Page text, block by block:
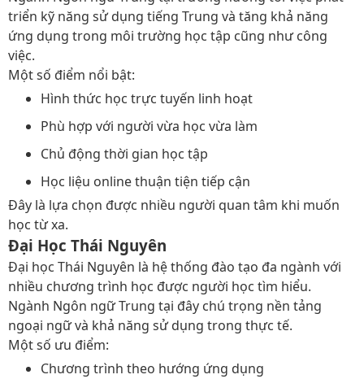
triển kỹ năng sử dụng tiếng Trung và tăng khả năng
ứng dụng trong môi trường học tập cũng như công
việc.
Một số điểm nổi bật:
Hình thức học trực tuyến linh hoạt
Phù hợp với người vừa học vừa làm
Chủ động thời gian học tập
Học liệu online thuận tiện tiếp cận
Đây là lựa chọn được nhiều người quan tâm khi muốn
học từ xa.
Đại Học Thái Nguyên
Đại học Thái Nguyên là hệ thống đào tạo đa ngành với
nhiều chương trình học được người học tìm hiểu.
Ngành Ngôn ngữ Trung tại đây chú trọng nền tảng
ngoại ngữ và khả năng sử dụng trong thực tế.
Một số ưu điểm:
Chương trình theo hướng ứng dụng